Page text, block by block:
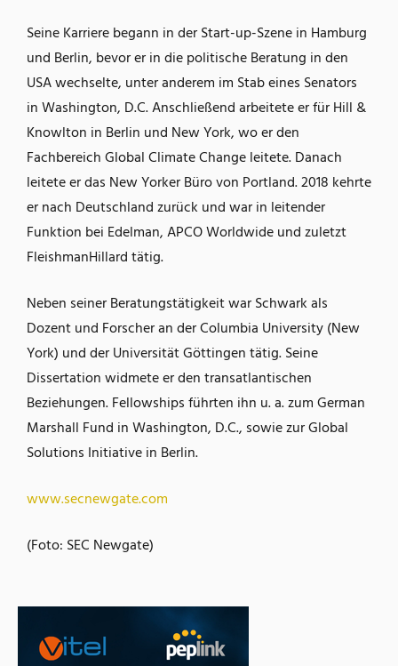
Seine Karriere begann in der Start-up-Szene in Hamburg
und Berlin, bevor er in die politische Beratung in den
USA wechselte, unter anderem im Stab eines Senators
in Washington, D.C. Anschließend arbeitete er für Hill &
Knowlton in Berlin und New York, wo er den
Fachbereich Global Climate Change leitete. Danach
leitete er das New Yorker Büro von Portland. 2018 kehrte
er nach Deutschland zurück und war in leitender
Funktion bei Edelman, APCO Worldwide und zuletzt
FleishmanHillard tätig.
Neben seiner Beratungstätigkeit war Schwark als
Dozent und Forscher an der Columbia University (New
York) und der Universität Göttingen tätig. Seine
Dissertation widmete er den transatlantischen
Beziehungen. Fellowships führten ihn u. a. zum German
Marshall Fund in Washington, D.C., sowie zur Global
Solutions Initiative in Berlin.
www.secnewgate.com
(Foto: SEC Newgate)